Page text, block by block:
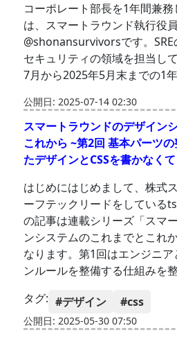
コーポレート部長を1年間兼
は、スマートラウンド執行役
@shonansurvivorsです。
セキュリティの領域を担当し
7月から2025年5月末までの1
公開日: 2025-07-14 02:30
スマートラウンドのデザイン
これから ~第2回 基本パーツ
たデザインとCSSを書かなく
はじめにはじめまして、株式
ーフテックリードをしている
の記事は連載シリーズ「スマ
ンシステムのこれまでとこれ
なります。第1回はエンジニ
ンルールを整備する仕組みを
タグ: #デザイン #css
公開日: 2025-05-30 07:50